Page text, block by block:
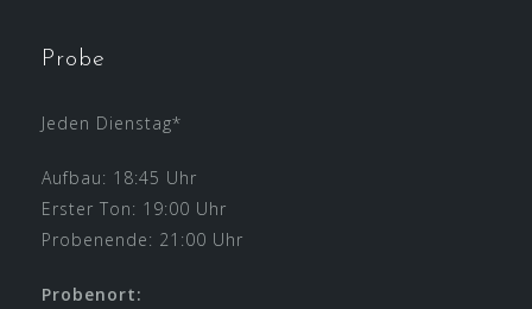
Probe
Jeden Dienstag*
Aufbau: 18:45 Uhr
Erster Ton: 19:00 Uhr
Probenende: 21:00 Uhr
Probenort: